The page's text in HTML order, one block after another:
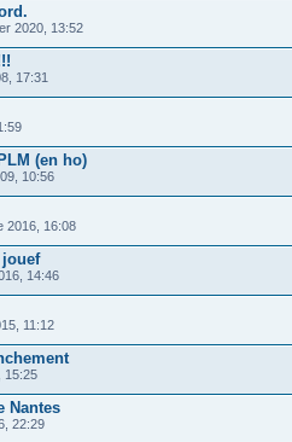
2020, 13:52
17:31
(en ho)
10:56
2016, 16:08
14:46
11:12
15:25
Nantes
22:29